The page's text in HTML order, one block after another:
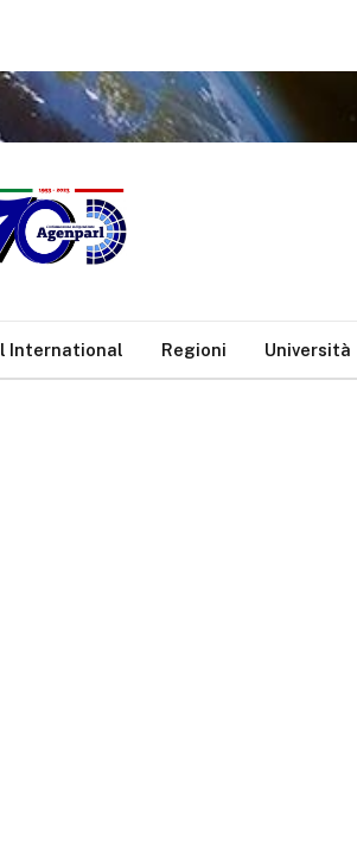
International Regioni Università